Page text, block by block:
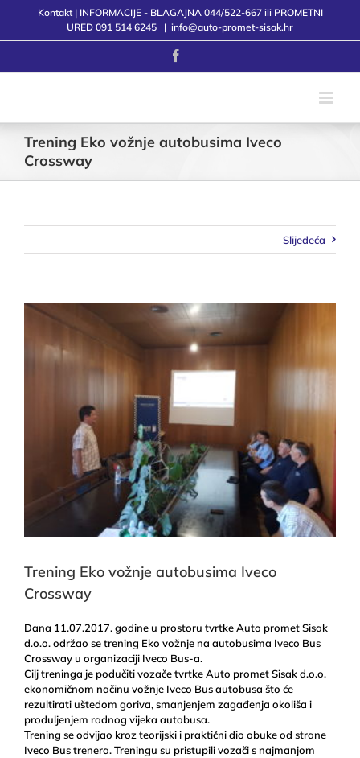
Kontakt | INFORMACIJE - BLAGAJNA 044/522-667 ili PROMETNI
URED 091 514 6245
| info@auto-promet-sisak.hr
Trening Eko vožnje autobusima Iveco
Crossway
Slijedeća
View
Trening Eko vožnje autobusima Iveco
Crossway
Dana 11.07.2017. godine u prostoru tvrtke Auto promet Sisak
d.o.o. održao se trening Eko vožnje na autobusima Iveco Bus
Crossway u organizaciji Iveco Bus-a.
Cilj treninga je podučiti vozače tvrtke Auto promet Sisak d.o.o.
ekonomičnom načinu vožnje Iveco Bus autobusa što će
rezultirati uštedom goriva, smanjenjem zagađenja okoliša i
produljenjem radnog vijeka autobusa.
Trening se odvijao kroz teorijski i praktični dio obuke od strane
Iveco Bus trenera. Treningu su pristupilivozači s najmanjom